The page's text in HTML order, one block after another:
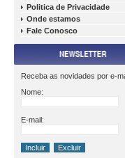
Politica de Privacidade
Onde estamos
Fale Conosco
Receba as novidades por e-
Nome:
E-mail: